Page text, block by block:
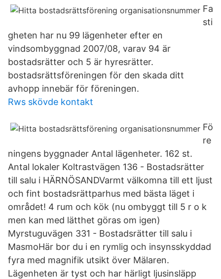
Fa
sti
gheten har nu 99 lägenheter efter en
vindsombyggnad 2007/08, varav 94 är
bostadsrätter och 5 är hyresrätter.
bostadsrättsföreningen för den skada ditt
avhopp innebär för föreningen.
Rws skövde kontakt
Fö
re
ningens byggnader Antal lägenheter. 162 st.
Antal lokaler Koltrastvägen 136 - Bostadsrätter
till salu i HÄRNÖSANDVarmt välkomna till ett ljust
och fint bostadsrättparhus med bästa läget i
området! 4 rum och kök (nu ombyggt till 5 r o k
men kan med lätthet göras om igen)
Myrstuguvägen 331 - Bostadsrätter till salu i
MasmoHär bor du i en rymlig och insynsskyddad
fyra med magnifik utsikt över Mälaren.
Lägenheten är tyst och har härligt ljusinsläpp